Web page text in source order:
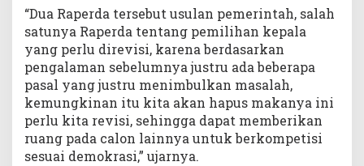
“Dua Raperda tersebut usulan pemerintah, salah
satunya Raperda tentang pemilihan kepala
yang perlu direvisi, karena berdasarkan
pengalaman sebelumnya justru ada beberapa
pasal yang justru menimbulkan masalah,
kemungkinan itu kita akan hapus makanya ini
perlu kita revisi, sehingga dapat memberikan
ruang pada calon lainnya untuk berkompetisi
sesuai demokrasi,” ujarnya.